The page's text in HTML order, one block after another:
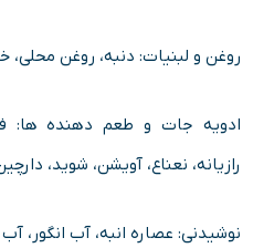
روغن و لبنیات: دنبه، روغن محلی،
ادویه جات و طعم دهنده ها:
رازیانه، نعناع، آویشن، شوید،
نوشیدنی: عصاره انبه، آب انگور،